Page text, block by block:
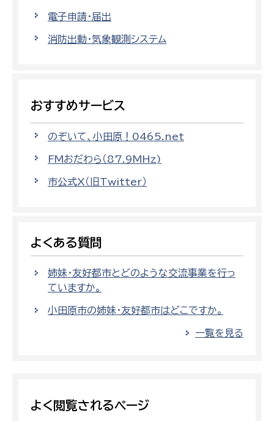
電子申請・届出
消防出動・気象観測システム
おすすめサービス
のぞいて、小田原！0465.net
FMおだわら（87.9MHz)
市公式X（旧Twitter）
よくある質問
姉妹・友好都市とどのような交流事業を行っ
ていますか。
小田原市の姉妹・友好都市はどこですか。
一覧を見る
よく閲覧されるページ